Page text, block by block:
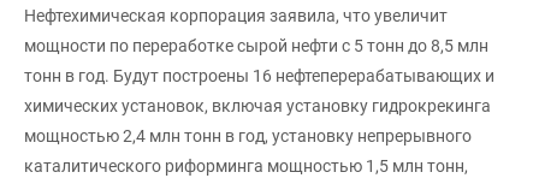
Нефтехимическая корпорация заявила, что увеличит
мощности по переработке сырой нефти с 5 тонн до 8,5 млн
тонн в год. Будут построены 16 нефтеперерабатывающих и
химических установок, включая установку гидрокрекинга
мощностью 2,4 млн тонн в год, установку непрерывного
каталитического риформинга мощностью 1,5 млн тонн,